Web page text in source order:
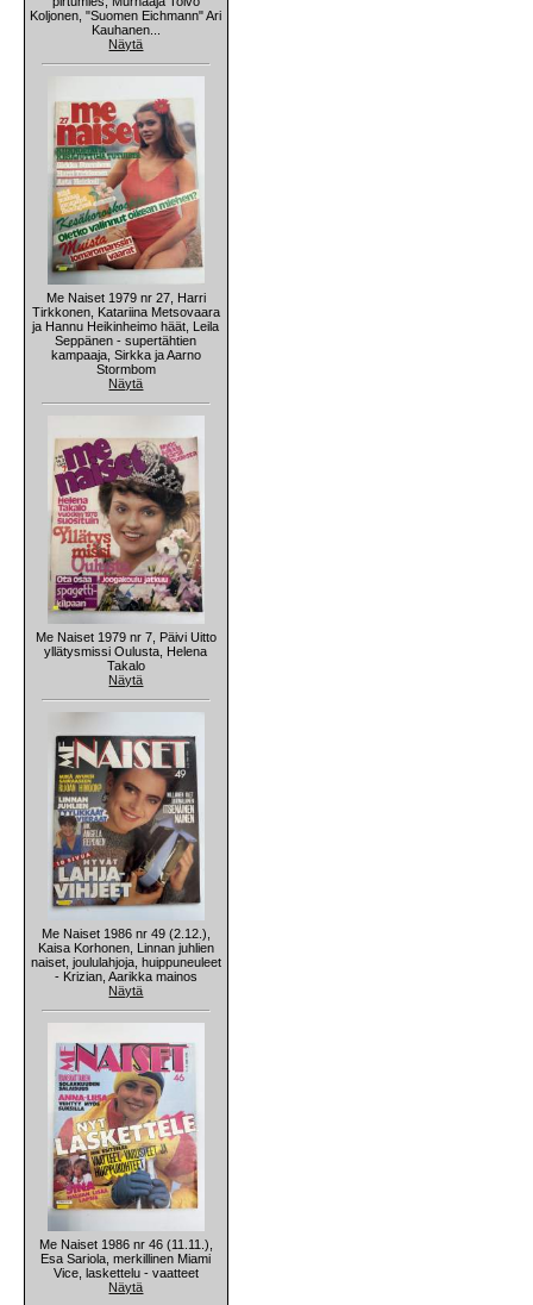
Koljonen, "Suomen Eichmann" Ari
Kauhanen...
Näytä
Me Naiset 1979 nr 27, Harri
Tirkkonen, Katariina Metsovaara
ja Hannu Heikinheimo häät, Leila
Seppänen - supertähtien
kampaaja, Sirkka ja Aarno
Stormbom
Näytä
Me Naiset 1979 nr 7, Päivi Uitto
yllätysmissi Oulusta, Helena
Takalo
Näytä
Me Naiset 1986 nr 49 (2.12.),
Kaisa Korhonen, Linnan juhlien
naiset, joululahjoja, huippuneuleet
- Krizian, Aarikka mainos
Näytä
Me Naiset 1986 nr 46 (11.11.),
Esa Sariola, merkillinen Miami
Vice, laskettelu - vaatteet
Näytä